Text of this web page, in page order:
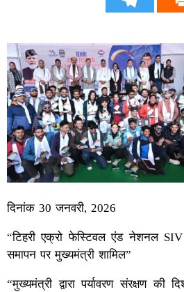
दिनांक 30 जनवरी, 2026
“टिहरी एक्रो फेस्टिवल एंड नेशनल
समापन पर मुख्यमंत्री शामिल”
“मुख्यमंत्री द्वारा पर्यावरण संरक्षण